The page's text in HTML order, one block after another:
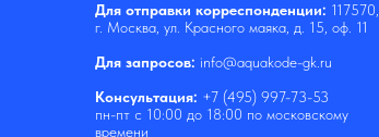
Для отправки корреспонденции: 117570,
г. Москва, ул. Красного маяка, д. 15, оф. 11
Для запросов: info@aquakode-gk.ru
Консультация: +7 (495) 997-73-53
пн-пт с 10:00 до 18:00 по московскому
времени